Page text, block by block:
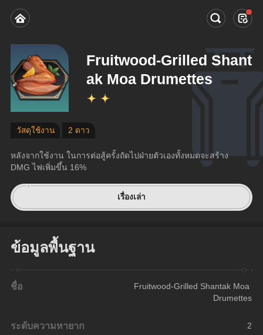
Fruitwood-Grilled Shant
ak Moa Drumettes
วัสดุใช้งาน 2 ดาว
หลังจากใช้งาน ในการต่อสู้ครั้งถัดไปฝ่ายตัวเองทั้งหมดจะสร้าง
DMG ไฟเพิ่มขึ้น 16%
เรื่องเล่า
ข้อมูลพื้นฐาน
ชื่อ
Fruitwood-Grilled Shantak Moa
Drumettes
ระดับความหายาก 2